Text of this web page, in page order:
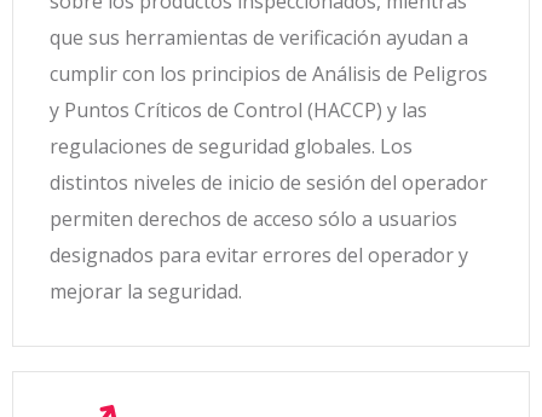
que sus herramientas de verificación ayudan a
cumplir con los principios de Análisis de Peligros
y Puntos Críticos de Control (HACCP) y las
regulaciones de seguridad globales. Los
distintos niveles de inicio de sesión del operador
permiten derechos de acceso sólo a usuarios
designados para evitar errores del operador y
mejorar la seguridad.